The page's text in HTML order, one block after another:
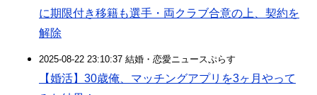
に期限付き移籍も選手・両クラブ合意の上、契約を
解除
2025-08-22 23:10:37 結婚・恋愛ニュースぷらす
【婚活】30歳俺、マッチングアプリを3ヶ月やって